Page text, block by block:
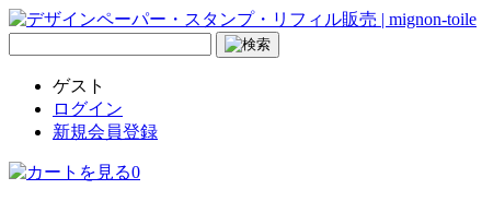
ゲスト
ログイン
新規会員登録
0